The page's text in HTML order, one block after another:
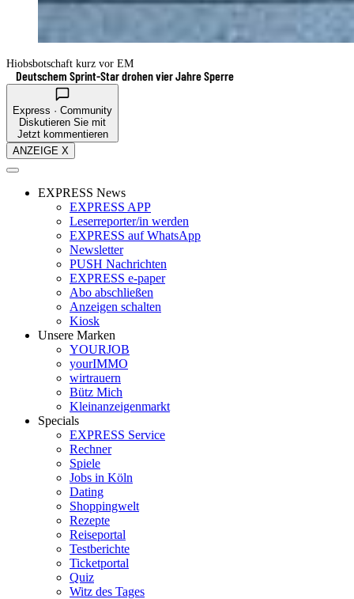
Hiobsbotschaft kurz vor EM
Deutschem Sprint-Star drohen vier Jahre Sperre
Express · Community
Diskutieren Sie mit
Jetzt kommentieren
ANZEIGE X
EXPRESS News
EXPRESS APP
Leserreporter/in werden
EXPRESS auf WhatsApp
Newsletter
PUSH Nachrichten
EXPRESS e-paper
Abo abschließen
Anzeigen schalten
Kiosk
Unsere Marken
YOURJOB
yourIMMO
wirtrauern
Bütz Mich
Kleinanzeigenmarkt
Specials
EXPRESS Service
Rechner
Spiele
Jobs in Köln
Dating
Shoppingwelt
Rezepte
Reiseportal
Testberichte
Ticketportal
Quiz
Witz des Tages